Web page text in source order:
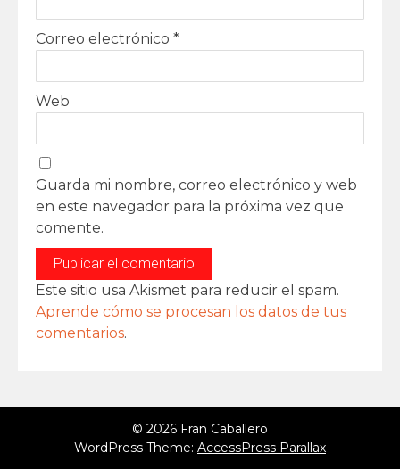
Correo electrónico *
Web
Guarda mi nombre, correo electrónico y web
en este navegador para la próxima vez que
comente.
Este sitio usa Akismet para reducir el spam.
Aprende cómo se procesan los datos de tus
comentarios.
© 2026 Fran Caballero
WordPress Theme: AccessPress Parallax